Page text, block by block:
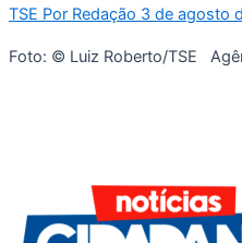
TSE Por Redação 3 de agosto
Foto: © Luiz Roberto/TSE